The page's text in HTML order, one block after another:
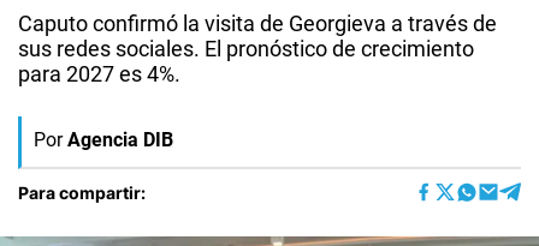
Caputo confirmó la visita de Georgieva a través de
sus redes sociales. El pronóstico de crecimiento
para 2027 es 4%.
Por Agencia DIB
Para compartir: